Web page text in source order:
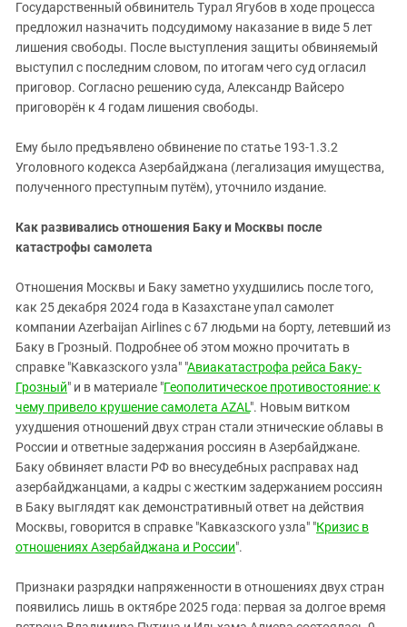
Государственный обвинитель Турал Ягубов в ходе процесса
предложил назначить подсудимому наказание в виде 5 лет
лишения свободы. После выступления защиты обвиняемый
выступил с последним словом, по итогам чего суд огласил
приговор. Согласно решению суда, Александр Вайсеро
приговорён к 4 годам лишения свободы.
Ему было предъявлено обвинение по статье 193-1.3.2
Уголовного кодекса Азербайджана (легализация имущества,
полученного преступным путём), уточнило издание.
Как развивались отношения Баку и Москвы после
катастрофы самолета
Отношения Москвы и Баку заметно ухудшились после того,
как 25 декабря 2024 года в Казахстане упал самолет
компании Azerbaijan Airlines с 67 людьми на борту, летевший из
Баку в Грозный. Подробнее об этом можно прочитать в
справке "Кавказского узла" "Авиакатастрофа рейса Баку-
Грозный" и в материале "Геополитическое противостояние: к
чему привело крушение самолета АZAL ". Новым витком
ухудшения отношений двух стран стали этнические облавы в
России и ответные задержания россиян в Азербайджане.
Баку обвиняет власти РФ во внесудебных расправах над
азербайджанцами, а кадры с жестким задержанием россиян
в Баку выглядят как демонстративный ответ на действия
Москвы, говорится в справке "Кавказского узла" "Кризис в
отношениях Азербайджана и России".
Признаки разрядки напряженности в отношениях двух стран
появились лишь в октябре 2025 года: первая за долгое время